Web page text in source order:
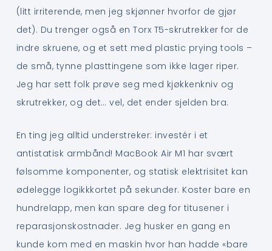
(litt irriterende, men jeg skjønner hvorfor de gjør
det). Du trenger også en Torx T5-skrutrekker for de
indre skruene, og et sett med plastic prying tools –
de små, tynne plasttingene som ikke lager riper.
Jeg har sett folk prøve seg med kjøkkenkniv og
skrutrekker, og det… vel, det ender sjelden bra.
En ting jeg alltid understreker: investér i et
antistatisk armbånd! MacBook Air M1 har svært
følsomme komponenter, og statisk elektrisitet kan
ødelegge logikkkortet på sekunder. Koster bare en
hundrelapp, men kan spare deg for titusener i
reparasjonskostnader. Jeg husker en gang en
kunde kom med en maskin hvor han hadde «bare